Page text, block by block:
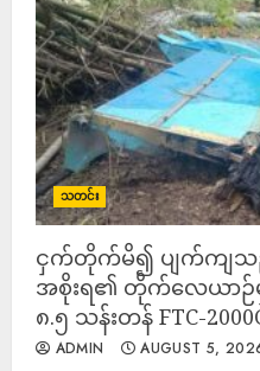
သတင်း
ငှက်တိုက်မိ၍ ပျက်ကျ
အစိုးရ၏ တိုက်လေယာဉ်
၈.၅ သန်းတန် FTC-
ADMIN AUGUST 5,